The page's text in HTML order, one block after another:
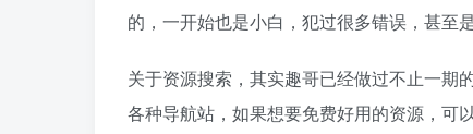
的，一开始也是小白，犯过很多错误，甚至
关于资源搜索，其实趣哥已经做过不止一期
各种导航站，如果想要免费好用的资源，可